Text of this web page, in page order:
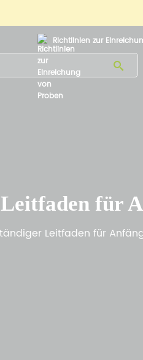
Richtlinien zur
für
Leitfaden für